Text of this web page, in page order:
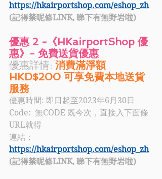
https://hkairportshop.com/eshop_zh
(記得禁呢條LINK, 睇下有無野岩啦)
優惠 2 -《HKairportShop 優
惠》- 免費送貨優惠
優惠詳情: 消費滿淨額
HKD$200 可享免費本地送貨
服務
優惠時間: 即日起至2023年6月30日
Code: 無CODE 既今次，直接入下面條
URL就得
連結：
https://hkairportshop.com/eshop_zh
(記得禁呢條LINK, 睇下有無野岩啦)